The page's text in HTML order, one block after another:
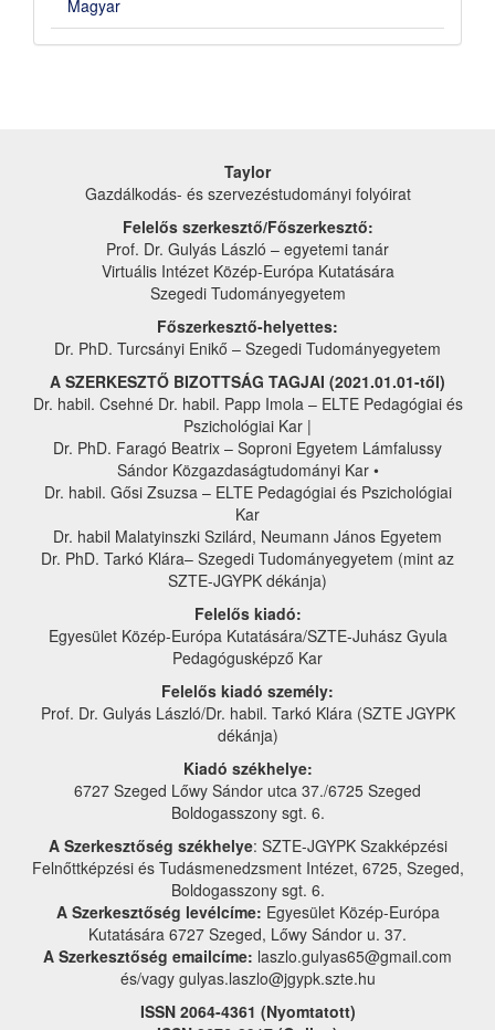
Magyar
Taylor
Gazdálkodás- és szervezéstudományi folyóirat
Felelős szerkesztő/Főszerkesztő:
Prof. Dr. Gulyás László – egyetemi tanár
Virtuális Intézet Közép-Európa Kutatására
Szegedi Tudományegyetem
Főszerkesztő-helyettes:
Dr. PhD. Turcsányi Enikő – Szegedi Tudományegyetem
A SZERKESZTŐ BIZOTTSÁG TAGJAI (2021.01.01-től)
Dr. habil. Csehné Dr. habil. Papp Imola – ELTE Pedagógiai és
Pszichológiai Kar |
Dr. PhD. Faragó Beatrix – Soproni Egyetem Lámfalussy
Sándor Közgazdaságtudományi Kar •
Dr. habil. Gősi Zsuzsa – ELTE Pedagógiai és Pszichológiai
Kar
Dr. habil Malatyinszki Szilárd, Neumann János Egyetem
Dr. PhD. Tarkó Klára– Szegedi Tudományegyetem (mint az
SZTE-JGYPK dékánja)
Felelős kiadó:
Egyesület Közép-Európa Kutatására/SZTE-Juhász Gyula
Pedagógusképző Kar
Felelős kiadó személy:
Prof. Dr. Gulyás László/Dr. habil. Tarkó Klára (SZTE JGYPK
dékánja)
Kiadó székhelye:
6727 Szeged Lőwy Sándor utca 37./6725 Szeged
Boldogasszony sgt. 6.
A Szerkesztőség székhelye: SZTE-JGYPK Szakképzési
Felnőttképzési és Tudásmenedzsment Intézet, 6725, Szeged,
Boldogasszony sgt. 6.
A Szerkesztőség levélcíme: Egyesület Közép-Európa
Kutatására 6727 Szeged, Lőwy Sándor u. 37.
A Szerkesztőség emailcíme: laszlo.gulyas65@gmail.com
és/vagy gulyas.laszlo@jgypk.szte.hu
ISSN 2064-4361 (Nyomtatott)